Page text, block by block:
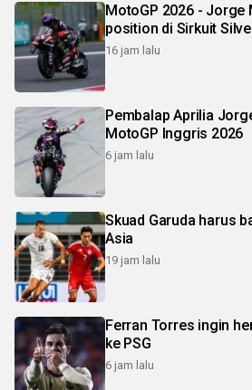
MotoGP 2026 - Jorge
position di
16 jam lalu
Pembalap Aprilia
MotoGP Inggris 2026
6 jam lalu
Skuad Garuda harus
Asia
19 jam lalu
Ferran Torres ingin
ke PSG
6 jam lalu